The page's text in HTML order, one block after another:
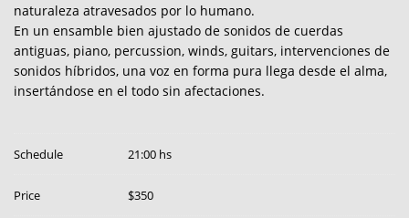
naturaleza atravesados por lo humano.
En un ensamble bien ajustado de sonidos de cuerdas
antiguas, piano, percussion, winds, guitars, intervenciones de
sonidos híbridos, una voz en forma pura llega desde el alma,
insertándose en el todo sin afectaciones.
Schedule 21:00 hs
Price $350